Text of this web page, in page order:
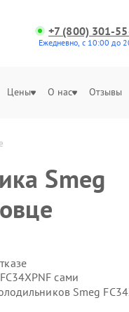
+7 (800) 301-
Ежедневно, с 10:00 до
Цены О нас Отзывы
Smeg
сами
Smeg